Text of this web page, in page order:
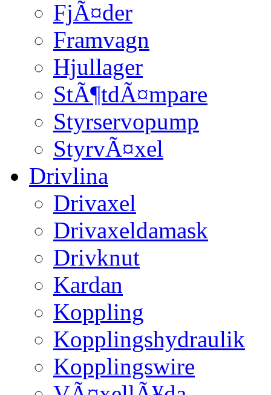
FjÃ¤der
Framvagn
Hjullager
StÃ¶tdÃ¤mpare
Styrservopump
StyrvÃ¤xel
Drivlina
Drivaxel
Drivaxeldamask
Drivknut
Kardan
Koppling
Kopplingshydraulik
Kopplingswire